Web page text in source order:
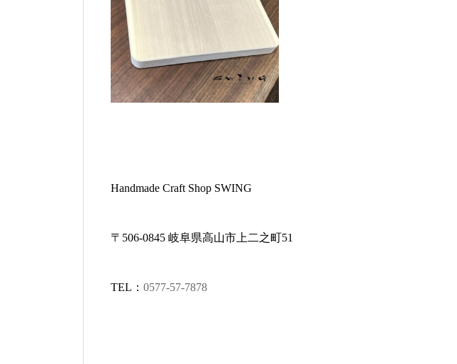
Handmade Craft Shop SWING
〒 506-0845 岐阜県高山市上二之町51
TEL ： 0577-57-7878